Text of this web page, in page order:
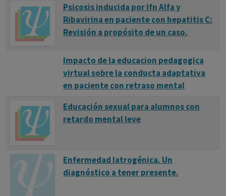
Psicosis inducida por Ifn Alfa y
Ribavirina en paciente con hepatitis C:
Revisión a propósito de un caso.
Impacto de la educacion pedagogica
virtual sobre la conducta adaptativa
en paciente con retraso mental
Educación sexual para alumnos con
retardo mental leve
Enfermedad Iatrogénica. Un
diagnóstico a tener presente.